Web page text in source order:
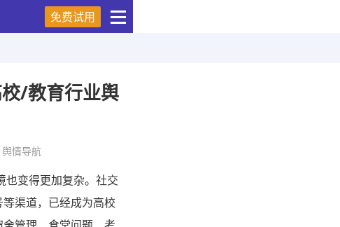
免费试用
/教育行业舆
舆情导航
也变得更加复杂。社交
渠道，已经成为高校